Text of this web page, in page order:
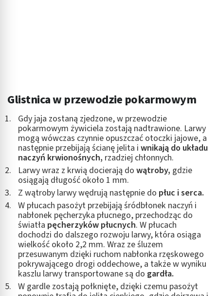
Glistnica w przewodzie pokarmowym
Gdy jaja zostaną zjedzone, w przewodzie
pokarmowym żywiciela zostają nadtrawione. Larwy
mogą wówczas czynnie opuszczać otoczki jajowe, a
następnie przebijają ścianę jelita i wnikają do układu
naczyń krwionośnych, rzadziej chłonnych.
Larwy wraz z krwią docierają do wątroby, gdzie
osiągają długość około 1 mm.
Z wątroby larwy wędrują następnie do płuc i serca.
W płucach pasożyt przebijają śródbłonek naczyń i
nabłonek pęcherzyka płucnego, przechodząc do
światła pęcherzyków płucnych. W płucach
dochodzi do dalszego rozwoju larwy, która osiąga
wielkość około 2,2 mm. Wraz ze śluzem
przesuwanym dzięki ruchom nabłonka rzęskowego
pokrywającego drogi oddechowe, a także w wyniku
kaszlu larwy transportowane są do gardła.
W gardle zostają połknięte, dzięki czemu pasożyt